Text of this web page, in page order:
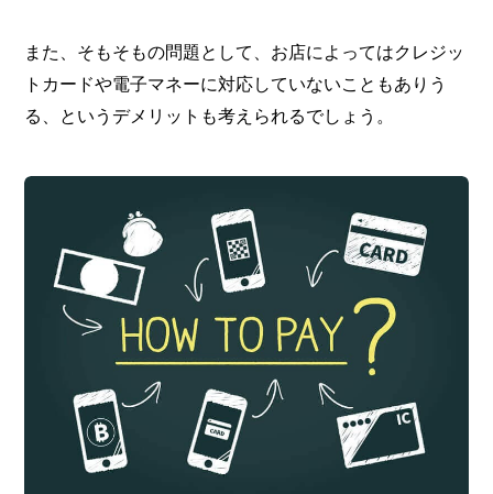
また、そもそもの問題として、お店によってはクレジッ
トカードや電子マネーに対応していないこともありう
る、というデメリットも考えられるでしょう。